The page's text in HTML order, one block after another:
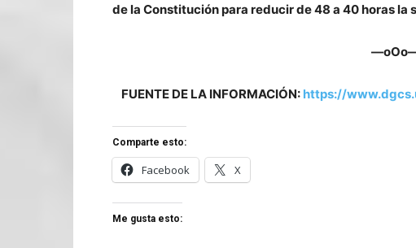
de la Constitución para reducir de 48 a 40 horas la
FUENTE DE LA INFORMACIÓN: https://
Comparte esto:
Facebook X
Me gusta esto: